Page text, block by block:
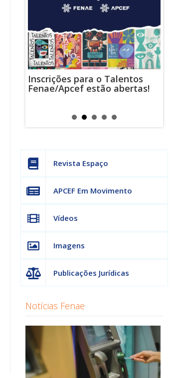
Inscrições para o Talentos
Fenae/Apcef estão abertas!
Revista Espaço
APCEF Em Movimento
Vídeos
Imagens
Publicações Jurídicas
Notícias Fenae